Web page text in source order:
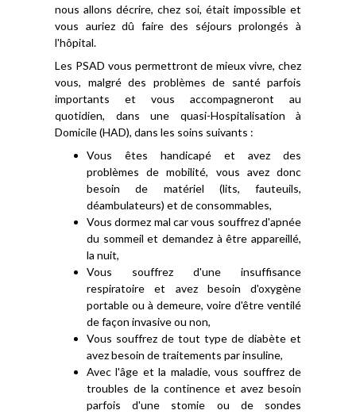
nous allons décrire, chez soi, était impossible et
vous auriez dû faire des séjours prolongés à
l'hôpital.
Les PSAD vous permettront de mieux vivre, chez
vous, malgré des problèmes de santé parfois
importants et vous accompagneront au
quotidien, dans une quasi-Hospitalisation à
Domicile (HAD), dans les soins suivants :
Vous êtes handicapé et avez des
problèmes de mobilité, vous avez donc
besoin de matériel (lits, fauteuils,
déambulateurs) et de consommables,
Vous dormez mal car vous souffrez d'apnée
du sommeil et demandez à être appareillé,
la nuit,
Vous souffrez d'une insuffisance
respiratoire et avez besoin d'oxygène
portable ou à demeure, voire d'être ventilé
de façon invasive ou non,
Vous souffrez de tout type de diabète et
avez besoin de traitements par insuline,
Avec l'âge et la maladie, vous souffrez de
troubles de la continence et avez besoin
parfois d'une stomie ou de sondes